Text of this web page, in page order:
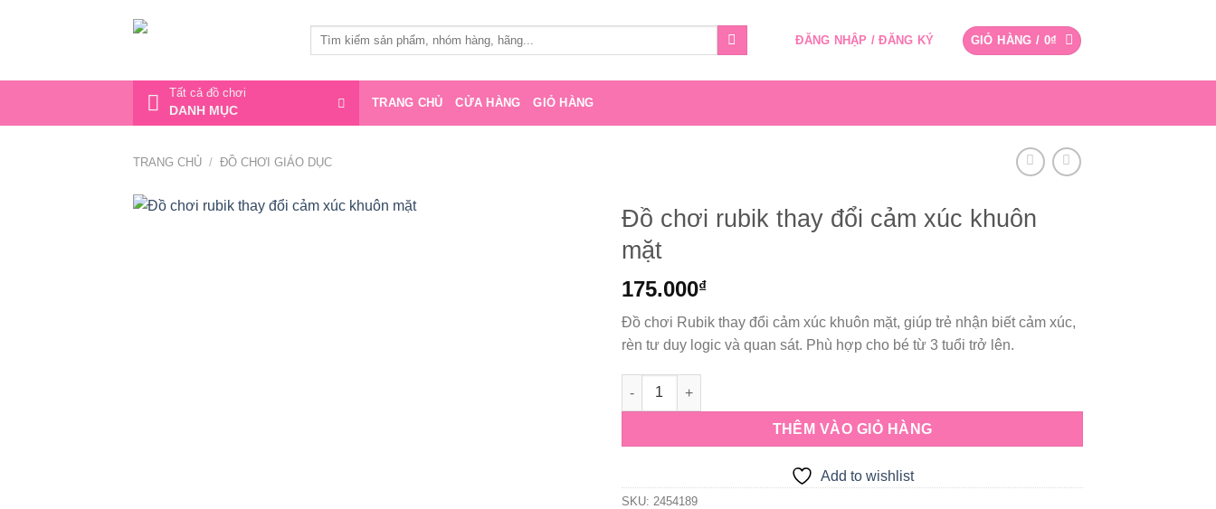
dung
Tìm
ĐĂNG NHẬP / ĐĂNG KÝ GIỎ HÀNG / 0₫
Tất cả đồ chơi
DANH MỤC TRANG CHỦ CỬA HÀNG GIỎ HÀNG
TRANG CHỦ / ĐỒ CHƠI GIÁO DỤC
Đồ chơi rubik thay đổi cảm xúc khuôn
mặt
175.000₫
Đồ chơi Rubik thay đổi cảm xúc khuôn mặt, giúp trẻ nhận biết cảm xúc,
rèn tư duy logic và quan sát. Phù hợp cho bé từ 3 tuổi trở lên.
Đồ chơi rubik thay đổi cảm xúc khuôn mặt số lượng
THÊM VÀO GIỎ HÀNG
Add to wishlist
SKU: 2454189